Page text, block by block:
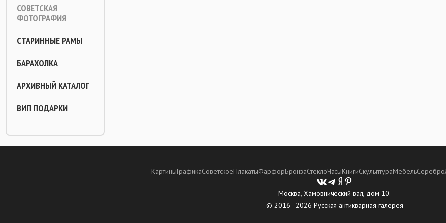
СОВЕТСКАЯ
ФОТОГРАФИЯ
СТАРИННЫЕ РАМЫ
БАРАХОЛКА
АРХИВНЫЙ КАТАЛОГ
ВИП ПОДАРКИ
КартиныГрафикаСоветскоеПлакатыФарфорБронзаСтеклоЧасыКнигиСкульптураМебельСеребро
Москва, Хамовнический вал, дом 10.
© 2016 - 2026 Русская антикварная галерея